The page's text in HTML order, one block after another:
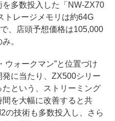
多数投入した「NW-ZX70
トレージメモリは約64G
、店頭予想価格は105,000
。
ウォークマン”と位置づけ
に当たり、ZX500シリー
という、ストリーミング
を大幅に改善すると共
の技術も多数投入し、さら